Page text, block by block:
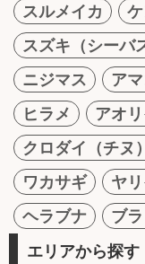
スルメイカ
スズキ（シーバ
ニジマス
ア
ヒラメ
アオ
クロダイ（チヌ）
ワカサギ
ヤ
ヘラブナ
ブ
エリアから探す